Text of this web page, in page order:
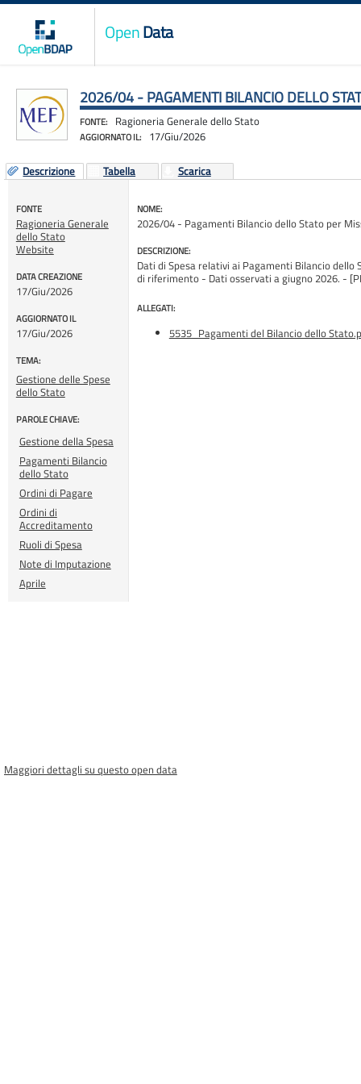
OpenData
2026/04 - PAGAMENTI BILANCIO DELLO
FONTE: Ragioneria Generale dello Stato
AGGIORNATO IL: 17/Giu/2026
Descrizione Tabella Scarica
FONTE
Ragioneria Generale
dello Stato
Website
DATA CREAZIONE
17/Giu/2026
AGGIORNATO IL
17/Giu/2026
TEMA:
Gestione delle Spese
dello Stato
PAROLE CHIAVE:
Gestione della Spesa
Pagamenti Bilancio
dello Stato
Ordini di Pagare
Ordini di
Accreditamento
Ruoli di Spesa
Note di Imputazione
Aprile
NOME:
2026/04 - Pagamenti Bilancio dello Stato per
DESCRIZIONE:
Dati di Spesa relativi ai Pagamenti Bilancio
di riferimento - Dati osservati a giugno 2026. -
ALLEGATI:
5535_Pagamenti del Bilancio dello
Maggiori dettagli su questo open data